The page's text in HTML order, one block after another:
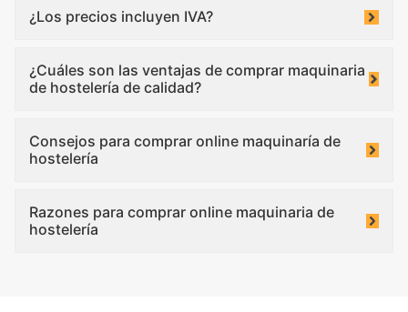
¿Los precios incluyen IVA?
¿Cuáles son las ventajas de comprar maquinaria
de hostelería de calidad?
Consejos para comprar online maquinaría de
hostelería
Razones para comprar online maquinaria de
hostelería